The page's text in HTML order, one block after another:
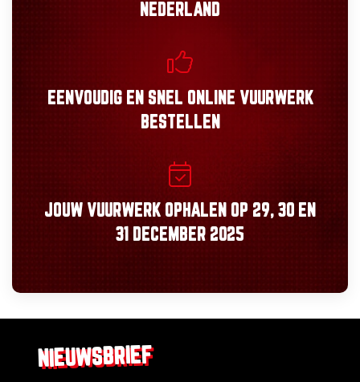
NEDERLAND
EENVOUDIGEN SNEL ONLINE VUURWERK
BESTELLEN
JOUW VUURWERK OPHALEN OP 29, 30 EN
31 DECEMBER 2025
NIEUWSBRIEF